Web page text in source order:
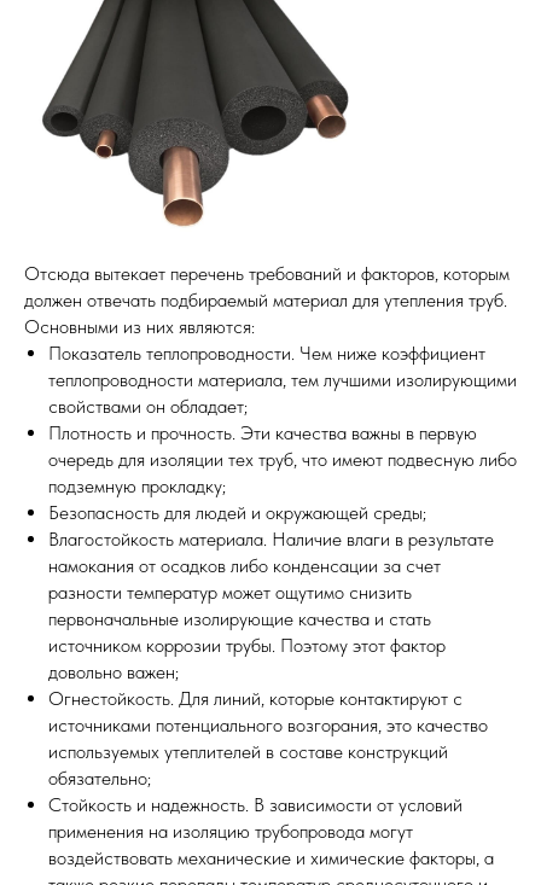
Отсюда вытекает перечень требований и факторов, которым
должен отвечать подбираемый материал для утепления труб.
Основными из них являются:
Показатель теплопроводности. Чем ниже коэффициент
теплопроводности материала, тем лучшими изолирующими
свойствами он обладает;
Плотность и прочность. Эти качества важны в первую
очередь для изоляции тех труб, что имеют подвесную либо
подземную прокладку;
Безопасность для людей и окружающей среды;
Влагостойкость материала. Наличие влаги в результате
намокания от осадков либо конденсации за счет
разности температур может ощутимо снизить
первоначальные изолирующие качества и стать
источником коррозии трубы. Поэтому этот фактор
довольно важен;
Огнестойкость. Для линий, которые контактируют с
источниками потенциального возгорания, это качество
используемых утеплителей в составе конструкций
обязательно;
Стойкость и надежность. В зависимости от условий
применения на изоляцию трубопровода могут
воздействовать механические и химические факторы, а